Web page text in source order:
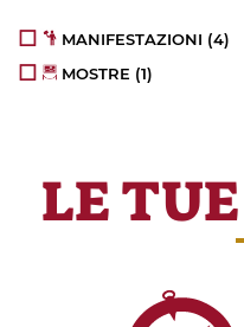
MANIFESTAZIONI (4)
MOSTRE (1)
LE